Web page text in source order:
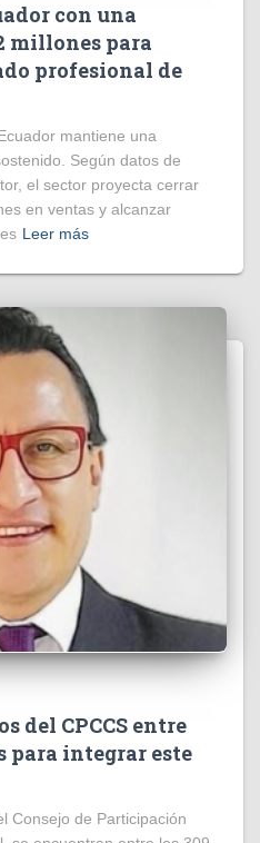
con una
millones para
profesional de
mantiene una
Según datos de
el sector proyecta cerrar
en ventas y alcanzar
Leer más
del CPCCS entre
para integrar este
Consejo de Participación